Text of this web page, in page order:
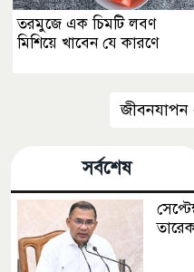
তরমুজে এক চিমটি লবণ
মিশিয়ে খাবেন যে কারণে
সর্বশেষ